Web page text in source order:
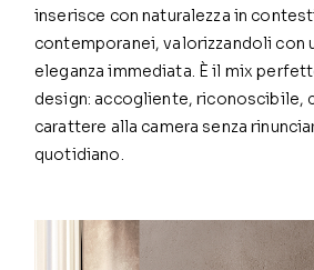
inserisce con naturalezza in
contemporanei, valorizzandoli con
eleganza immediata. È il mix
design: accogliente, riconoscibile,
carattere alla camera senza
quotidiano.